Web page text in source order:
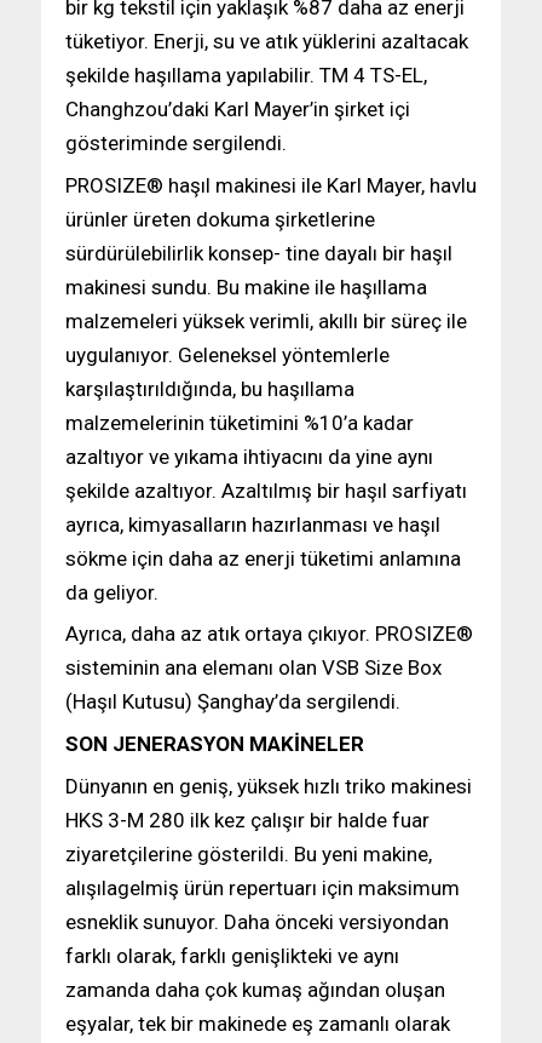
bir kg tekstil için yaklaşık %87 daha az enerji
tüketiyor. Enerji, su ve atık yüklerini azaltacak
şekilde haşıllama yapılabilir. TM 4 TS-EL,
Changhzou’daki Karl Mayer’in şirket içi
gösteriminde sergilendi.
PROSIZE® haşıl makinesi ile Karl Mayer, havlu
ürünler üreten dokuma şirketlerine
sürdürülebilirlik konsep- tine dayalı bir haşıl
makinesi sundu. Bu makine ile haşıllama
malzemeleri yüksek verimli, akıllı bir süreç ile
uygulanıyor. Geleneksel yöntemlerle
karşılaştırıldığında, bu haşıllama
malzemelerinin tüketimini %10’a kadar
azaltıyor ve yıkama ihtiyacını da yine aynı
şekilde azaltıyor. Azaltılmış bir haşıl sarfiyatı
ayrıca, kimyasalların hazırlanması ve haşıl
sökme için daha az enerji tüketimi anlamına
da geliyor.
Ayrıca, daha az atık ortaya çıkıyor. PROSIZE®
sisteminin ana elemanı olan VSB Size Box
(Haşıl Kutusu) Şanghay’da sergilendi.
SON JENERASYON MAKİNELER
Dünyanın en geniş, yüksek hızlı triko makinesi
HKS 3-M 280 ilk kez çalışır bir halde fuar
ziyaretçilerine gösterildi. Bu yeni makine,
alışılagelmiş ürün repertuarı için maksimum
esneklik sunuyor. Daha önceki versiyondan
farklı olarak, farklı genişlikteki ve aynı
zamanda daha çok kumaş ağından oluşan
eşyalar, tek bir makinede eş zamanlı olarak